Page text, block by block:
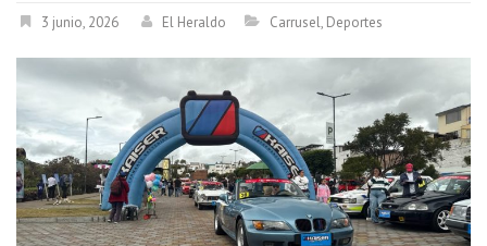
3 junio, 2026 El Heraldo Carrusel, Deportes